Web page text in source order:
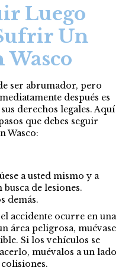
Luego
Un
ser abrumador, pero
después es
derechos legales. Aquí
que debes seguir
Wasco:
a usted mismo y a
de lesiones.
demás.
accidente ocurre en una
área peligrosa, muévase
Si los vehículos se
muévalos a un lado